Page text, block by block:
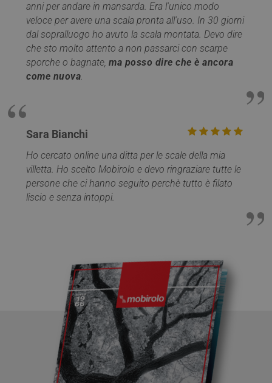
anni per andare in mansarda. Era l'unico modo
veloce per avere una scala pronta all'uso. In 30 giorni
dal sopralluogo ho avuto la scala montata. Devo dire
che sto molto attento a non passarci con scarpe
sporche o bagnate,ma posso dire che è ancora
come nuova.
Sara Bianchi
Ho cercato online una ditta per le scale della mia
villetta. Ho scelto Mobirolo e devo ringraziare tutte le
persone che ci hanno seguito perchè tutto è filato
liscio e senza intoppi.
strettamente necessari.
Nome
Provider / Dominio
Scadenza
PHPSESSID
PHP.net
www.mobirolo.com
Sessione
CookieScriptConsent
CookieScript
www.mobirolo.com